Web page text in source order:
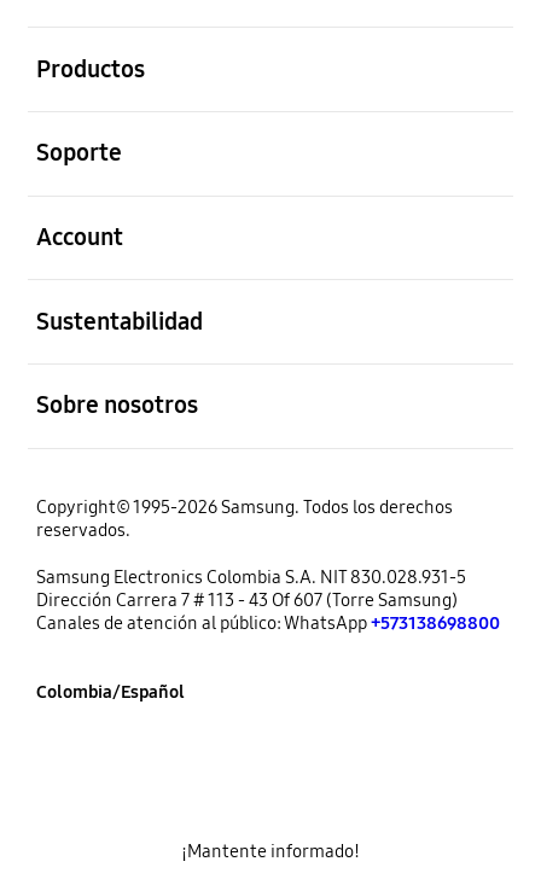
Productos
Soporte
Account
Sustentabilidad
Sobre nosotros
Copyright© 1995-2026 Samsung. Todos los derechos
reservados.
Samsung Electronics Colombia S.A. NIT 830.028.931-5
Dirección Carrera 7 # 113 - 43 Of 607 (Torre Samsung)
Canales de atención al público: WhatsApp+573138698800
Colombia/Español
¡Mantente informado!